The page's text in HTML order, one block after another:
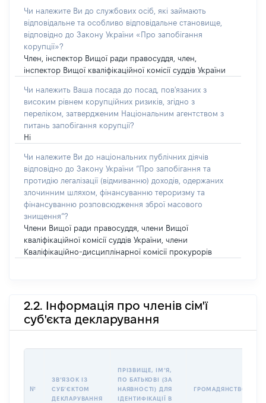
Чи належите Ви до службових осіб, які займають
відповідальне та особливо відповідальне становище,
відповідно до Закону України «Про запобігання
корупції»?
Член, інспектор Вищої ради правосуддя, член,
інспектор Вищої кваліфікаційної комісії суддів України
Чи належить Ваша посада до посад, пов'язаних з
високим рівнем корупційних ризиків, згідно з
переліком, затвердженим Національним агентством з
питань запобігання корупції?
Ні
Чи належите Ви до національних публічних діячів
відповідно до Закону України “Про запобігання та
протидію легалізації (відмиванню) доходів, одержаних
злочинним шляхом, фінансуванню тероризму та
фінансуванню розповсюдження зброї масового
знищення”?
Члени Вищої ради правосуддя, члени Вищої
кваліфікаційної комісії суддів України, члени
Кваліфікаційно-дисциплінарної комісії прокурорів
2.2. Інформація про членів сім'ї
суб'єкта декларування
№
ЗВʼЯЗОК ІЗ
СУБʼЄКТОМ
ДЕКЛАРУВАННЯ
ПРІЗВИЩЕ, ІМʼЯ,
ПО БАТЬКОВІ (ЗА
НАЯВНОСТІ) ДЛЯ
ІДЕНТИФІКАЦІЇ В
ГРОМАДЯНСТВО